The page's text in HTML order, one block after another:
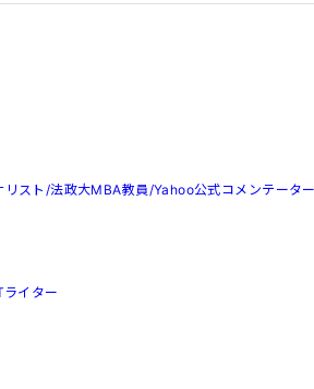
リスト/法政大MBA教員/Yahoo公式コメンテータ
イター